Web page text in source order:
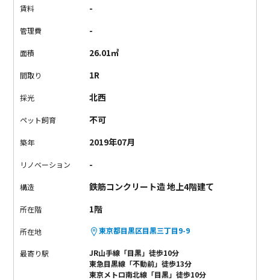
い。窓が大きく、黒枠の十字が印象的。
いて寛ぎたいですね。
上、どれも簡単に解決出来そうな点なので、目黒でデザイナー
ズをお探しの方はぜひ。
賃料 -
管理費 -
面積 26.01㎡
間取り 1R
採光 北西
ペット飼育 不可
築年 2019年07月
リノベーション -
構造 鉄筋コンクリート造 地上4階建て
所在階 1階
所在地 東京都目黒区目黒三丁目9-9
最寄り駅
JR山手線「目黒」徒歩10分
東急目黒線「不動前」徒歩13分
東京メトロ南北線「目黒」徒歩10分